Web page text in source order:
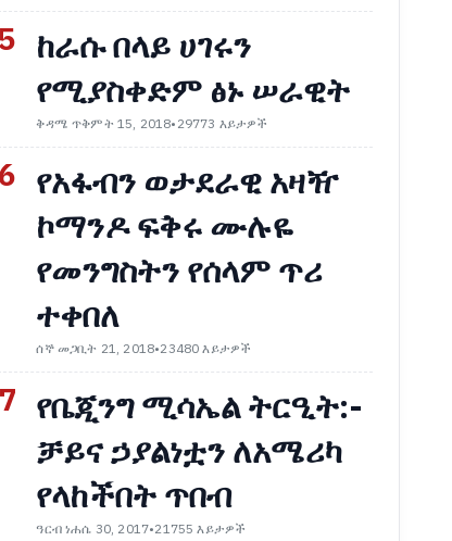
5 ከራሱ በላይ ሀገሩን
የሚያስቀድም ፅኑ ሠራዊት
ቅዳሜ ጥቅምት 15, 2018•29773 እይታዎች
6 የአፋብን ወታደራዊ አዛዥ
ኮማንዶ ፍቅሩ ሙሉዬ
የመንግስትን የሰላም ጥሪ
ተቀበለ
ሰኞ መጋቢት 21, 2018•23480 እይታዎች
7 የቤጂንግ ሚሳኤል ትርዒት:-
ቻይና ኃያልነቷን ለአሜሪካ
የላከችበት ጥበብ
ዓርብ ነሐሴ 30, 2017•21755 እይታዎች